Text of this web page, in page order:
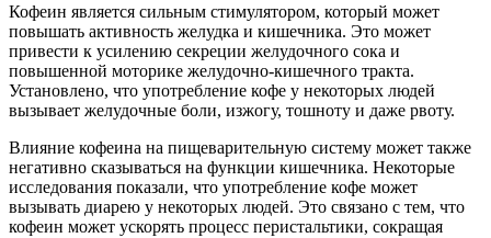
Кофеин является сильным стимулятором, который может
повышать активность желудка и кишечника. Это может
привести к усилению секреции желудочного сока и
повышенной моторике желудочно-кишечного тракта.
Установлено, что употребление кофе у некоторых людей
вызывает желудочные боли, изжогу, тошноту и даже рвоту.
Влияние кофеина на пищеварительную систему может также
негативно сказываться на функции кишечника. Некоторые
исследования показали, что употребление кофе может
вызывать диарею у некоторых людей. Это связано с тем, что
кофеин может ускорять процесс перистальтики, сокращая